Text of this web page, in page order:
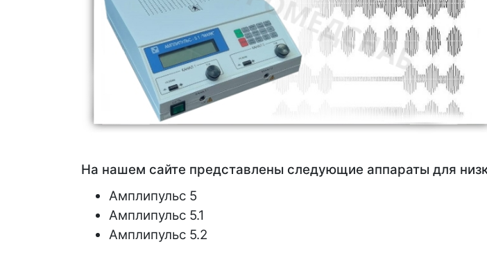
На нашем сайте представлены следующие аппараты для
Амплипульс 5
Амплипульс 5.1
Амплипульс 5.2